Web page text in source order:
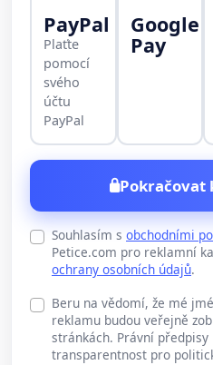
PayPal
Plaťte
pomocí
svého
účtu
PayPal
Google
Pay
Pokračovat
Souhlasím s obchodními
Petice.com pro reklamní
ochrany osobních údajů.
Beru na vědomí, že mé
reklamu budou veřejně
stránkách. Právní předpisy
transparentnost pro